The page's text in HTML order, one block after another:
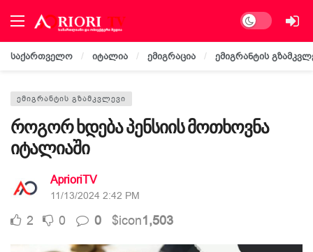
Dark mode
საქართველო იტალია ემიგრაცია ემიგრანტის
ᲔᲛᲘᲒᲠᲐᲜᲢᲘᲡ ᲒᲖᲐᲛᲙᲕᲚᲔᲕᲘ
როგორ ხდება პენსიის მოთხოვნა
იტალიაში
AprioriTV
11/13/2024 2:42 PM
2 0 0 $icon1,503